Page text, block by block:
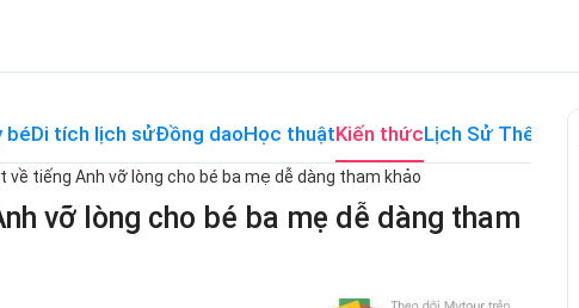
béDi tích lịch sửĐồng daoHọc thuậtKiến thứcLịch Sử Thế Giới
về tiếng Anh vỡ lòng cho bé ba mẹ dễ dàng tham khảo
vỡ lòng cho bé ba mẹ dễ dàng tham